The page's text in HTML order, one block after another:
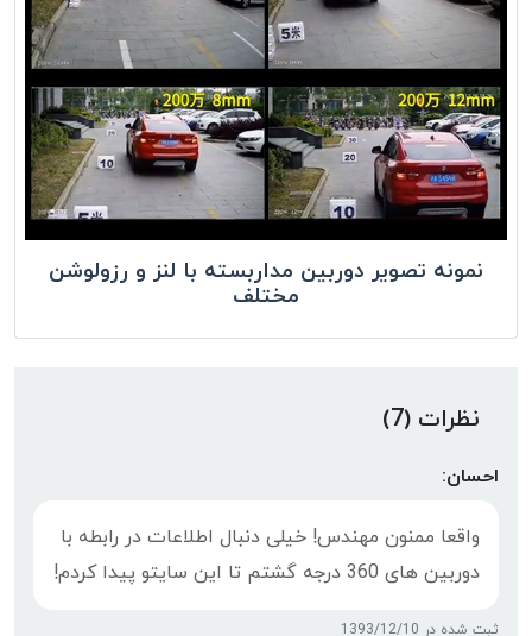
نمونه تصویر دوربین مداربسته با لنز و رزولوشن
مختلف
نظرات (7)
احسان:
واقعا ممنون مهندس! خیلی دنبال اطلاعات در رابطه با
دوربین های 360 درجه گشتم تا این سایتو پیدا کردم!
ثبت شده در 1393/12/10